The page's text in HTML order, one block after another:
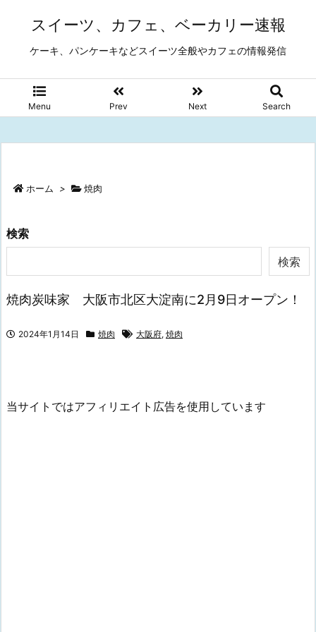
スイーツ、カフェ、ベーカリー速報
ケーキ、パンケーキなどスイーツ全般やカフェの情報発信
Menu Prev Next Search
ホーム > 焼肉
検索
検索
焼肉炭味家 大阪市北区大淀南に2月9日オープン！
2024年1月14日 焼肉 大阪府, 焼肉
当サイトではアフィリエイト広告を使用しています